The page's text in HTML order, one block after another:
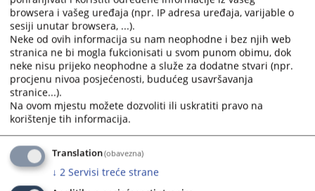
calendar
and
select
a
date.
Press
the
question
mark
key
to
calendar
and
select
a
date.
Press
the
mark
key
get
Kontakti tužilaštava u BiH
browsera i vašeg uređaja (npr. IP adresa uređaja, varijable o
sesiji unutar browsera, ...).
Neke od ovih informacija su nam neophodne i bez njih web
stranica ne bi mogla fukcionisati u svom punom obimu, dok
neke nisu prijeko neophodne a služe za dodatne stvari (npr.
procjenu nivoa posjećenosti, budućeg usavršavanja
stranice...).
Na ovom mjestu možete dozvoliti ili uskratiti pravo na
korištenje tih informacija.
Translation(obavezna)
↓ 2 Servisi treće strane